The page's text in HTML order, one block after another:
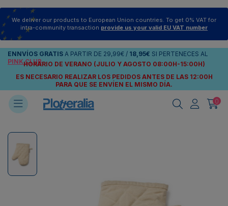
We deliver our products to European Union countries. To get 0% VAT for
intra-community transaction provide us your valid EU VAT number
ENNVÍOS GRATIS A PARTIR DE 29,99€ / 18,95€ SI PERTENECES AL
PINK CLUB
HORARIO DE VERANO (JULIO Y AGOSTO 08:00H-15:00H)
ES NECESARIO REALIZAR LOS PEDIDOS ANTES DE LAS 12:00H
PARA QUE SE ENVÍEN EL MISMO DÍA.
0